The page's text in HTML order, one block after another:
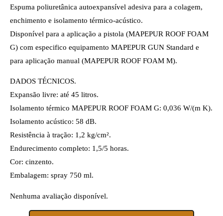
Espuma poliuretânica autoexpansível adesiva para a colagem,
enchimento e isolamento térmico-acústico.
Disponível para a aplicação a pistola (MAPEPUR ROOF FOAM
G) com especifico equipamento MAPEPUR GUN Standard e
para aplicação manual (MAPEPUR ROOF FOAM M).
DADOS TÉCNICOS.
Expansão livre: até 45 litros.
Isolamento térmico MAPEPUR ROOF FOAM G: 0,036 W/(m K).
Isolamento acústico: 58 dB.
Resistência à tração: 1,2 kg/cm².
Endurecimento completo: 1,5/5 horas.
Cor: cinzento.
Embalagem: spray 750 ml.
Nenhuma avaliação disponível.